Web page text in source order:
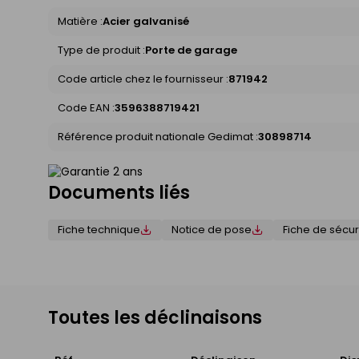
Matière :Acier galvanisé
Type de produit :Porte de garage
Code article chez le fournisseur :871942
Code EAN :3596388719421
Référence produit nationale Gedimat :30898714
Documents liés
Fiche technique Notice de pose Fiche de
Toutes les déclinaisons